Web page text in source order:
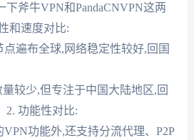
斧牛VPN和PandaCNVPN这两
和速度对比:
遍布全球,网络稳定性较好,回国
量较少,但专注于中国大陆地区,回
2. 功能性对比:
功能外,还支持分流代理、P2P